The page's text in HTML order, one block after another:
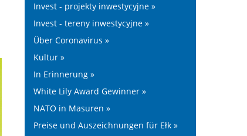
Invest - projekty inwestycyjne »
Invest - tereny inwestycyjne »
Über Coronavirus »
Kultur »
In Erinnerung »
White Lily Award Gewinner »
NATO in Masuren »
Preise und Auszeichnungen für Ełk »